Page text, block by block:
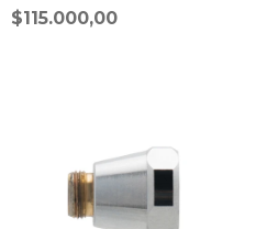
$115.000,00